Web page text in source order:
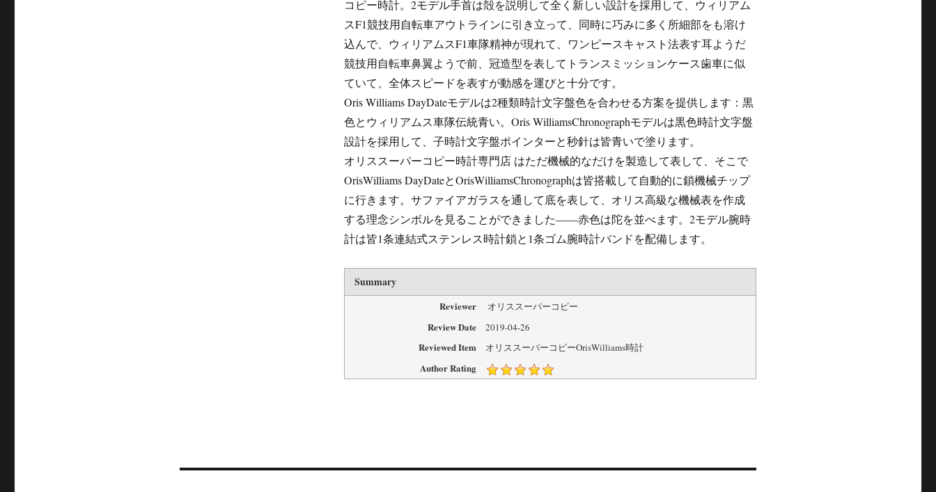
コピー時計。2モデル手首は殻を説明して全く新しい設計を採用して、ウィリアム
スF1競技用自転車アウトラインに引き立って、同時に巧みに多く所細部をも溶け
込んで、ウィリアムスF1車隊精神が現れて、ワンピースキャスト法表す耳ようだ
競技用自転車鼻翼ようで前、冠造型を表してトランスミッションケース歯車に似
ていて、全体スピードを表すが動感を運びと十分です。
Oris Williams DayDateモデルは2種類時計文字盤色を合わせる方案を提供します：黒
色とウィリアムス車隊伝統青い。Oris WilliamsChronographモデルは黒色時計文字盤
設計を採用して、子時計文字盤ポインターと秒針は皆青いで塗ります。
オリススーパーコピー時計専門店 はただ機械的なだけを製造して表して、そこで
OrisWilliams DayDateとOrisWilliamsChronographは皆搭載して自動的に鎖機械チップ
に行きます。サファイアガラスを通して底を表して、オリス高級な機械表を作成
する理念シンボルを見ることができました――赤色は陀を並べます。2モデル腕時
計は皆1条連結式ステンレス時計鎖と1条ゴム腕時計バンドを配備します。
Summary
Reviewer オリススーパーコピー
Review Date 2019-04-26
Reviewed Item オリススーパーコピーOrisWilliams時計
Author Rating